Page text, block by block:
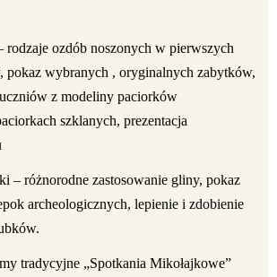
rodzaje ozdób noszonych w pierwszych
pokaz wybranych , oryginalnych zabytków,
z modeliny paciorków
szklanych, prezentacja
– różnorodne zastosowanie gliny, pokaz
archeologicznych, lepienie i zdobienie
tradycyjne „Spotkania Mikołajkowe”